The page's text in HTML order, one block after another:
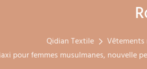
Qidian Textile Vêtements
pour femmes musulmanes, nouvelle